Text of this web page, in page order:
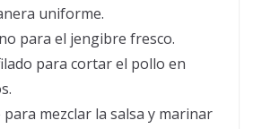
uniforme.
para el jengibre fresco.
para cortar el pollo en
mezclar la salsa y marinar